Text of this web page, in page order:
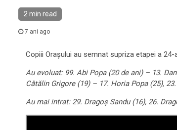
2 min read
7 ani ago
Copiii Oraşului au semnat supriza etapei a 24-
Au evoluat: 99. Abi Popa (20 de ani) – 13.
Cătălin Grigore (19) – 17. Horia Popa (25),
Au mai intrat: 29. Dragoş Sandu (16), 26.